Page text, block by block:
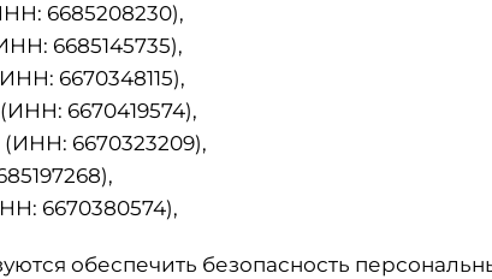
6685208230),
6685145735),
6670348115),
6670419574),
6670323209),
6670380574),
обеспечить безопасность